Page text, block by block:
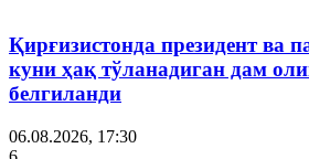
Қирғизистонда президент ва
куни ҳақ тўланадиган дам
белгиланди
06.08.2026, 17:30